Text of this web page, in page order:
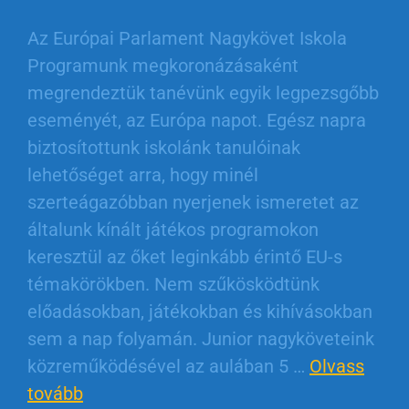
Az Európai Parlament Nagykövet Iskola
Programunk megkoronázásaként
megrendeztük tanévünk egyik legpezsgőbb
eseményét, az Európa napot. Egész napra
biztosítottunk iskolánk tanulóinak
lehetőséget arra, hogy minél
szerteágazóbban nyerjenek ismeretet az
általunk kínált játékos programokon
keresztül az őket leginkább érintő EU-s
témakörökben. Nem szűkösködtünk
előadásokban, játékokban és kihívásokban
sem a nap folyamán. Junior nagyköveteink
közreműködésével az aulában 5 … Olvass
tovább